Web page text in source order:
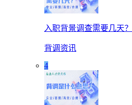
入职背景调查需要几天？
背调资讯
4